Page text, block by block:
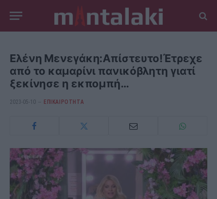
Ελένη Μενεγάκη:Απίστευτο!Έτρεχε
από το καμαρίνι πανικόβλητη γιατί
ξεκίνησε η εκπομπή…
2023-05-10 ΕΠΙΚΑΙΡΟΤΗΤΑ